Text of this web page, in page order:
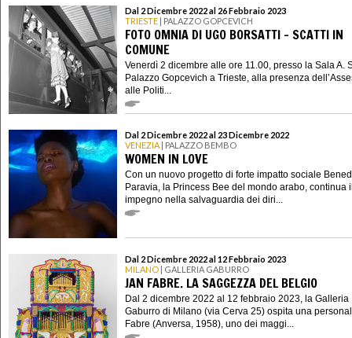
Dal 2 Dicembre 2022 al 26 Febbraio 2023
TRIESTE | PALAZZO GOPCEVICH
FOTO OMNIA DI UGO BORSATTI - SCATTI IN
COMUNE
Venerdì 2 dicembre alle ore 11.00, presso la Sala A.
Palazzo Gopcevich a Trieste, alla presenza
alle Politi...
Dal 2 Dicembre 2022 al 23 Dicembre 2022
VENEZIA | PALAZZO BEMBO
WOMEN IN LOVE
Con un nuovo progetto di forte impatto sociale
Paravia, la Princess Bee del mondo arabo, continua
impegno nella salvaguardia dei diri...
Dal 2 Dicembre 2022 al 12 Febbraio 2023
MILANO | GALLERIA GABURRO
JAN FABRE. LA SAGGEZZA DEL BELGIO
Dal 2 dicembre 2022 al 12 febbraio 2023, la Galleria
Gaburro di Milano (via Cerva 25) ospita una
Fabre (Anversa, 1958), uno dei maggi...